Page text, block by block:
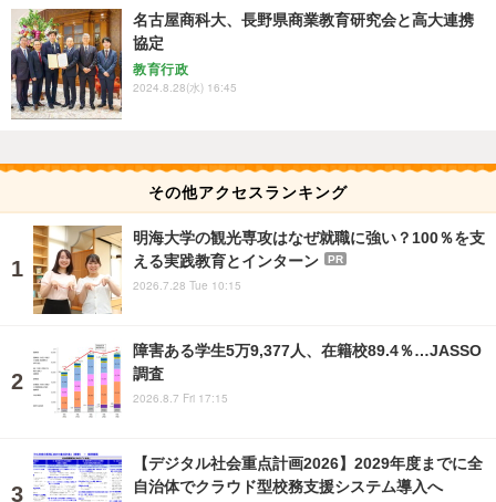
名古屋商科大、長野県商業教育研究会と高大連携
協定
教育行政
2024.8.28(水) 16:45
その他アクセスランキング
明海大学の観光専攻はなぜ就職に強い？100％を支
える実践教育とインターン
PR
2026.7.28 Tue 10:15
障害ある学生5万9,377人、在籍校89.4％…JASSO
調査
2026.8.7 Fri 17:15
【デジタル社会重点計画2026】2029年度までに全
自治体でクラウド型校務支援システム導入へ